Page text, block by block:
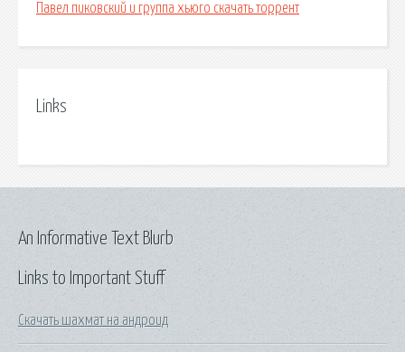
Павел пиковский и группа хьюго скачать торрент
Links
Links to Important Stuff
Скачать шахмат на андроид
An Informative Text Blurb